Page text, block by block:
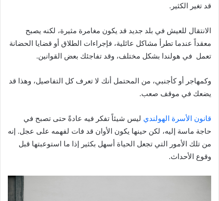
قد تغير الكثير.
الانتقال للعيش في بلد جديد قد يكون مغامرة مثيرة، لكنه يصبح
معقداً عندما تطرأ مشاكل عائلية، فإجراءات الطلاق أو قضايا الحضانة
تعمل في هولندا بشكل مختلف، وقد تفاجئك بعض القوانين.
وكمهاجر أو كأجنبي، من المحتمل أنك لا تعرف كل التفاصيل، وهذا قد
يضعك في موقف صعب.
قانون الأسرة الهولندي ليس شيئاً تفكر فيه عادةً حتى تصبح في
حاجة ماسة إليه، لكن حينها يكون الأوان قد فات لفهمه على عجل. إنه
من تلك الأمور التي تجعل الحياة أسهل بكثير إذا ما استوعبتها قبل
وقوع الأحداث.